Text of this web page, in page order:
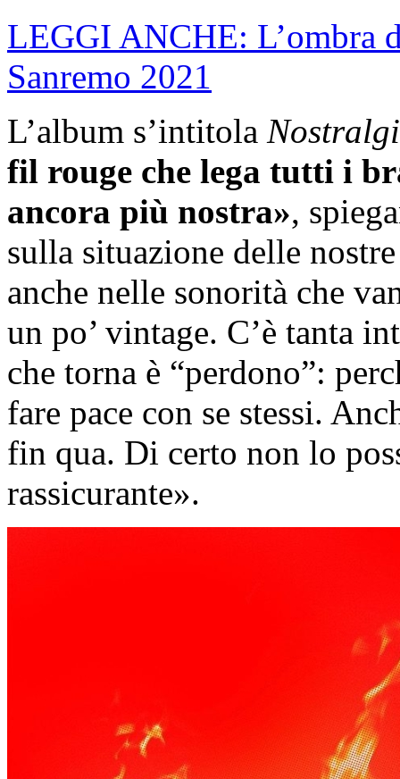
LEGGI ANCHE: L’ombra
Sanremo 2021
L’album s’intitola
fil rouge che lega tutti i
ancora più nostra»,
sulla situazione delle
anche nelle sonorità che
un po’ vintage. C’è tanta
che torna è “perdono”:
fare pace con se stessi.
fin qua. Di certo non lo
rassicurante».